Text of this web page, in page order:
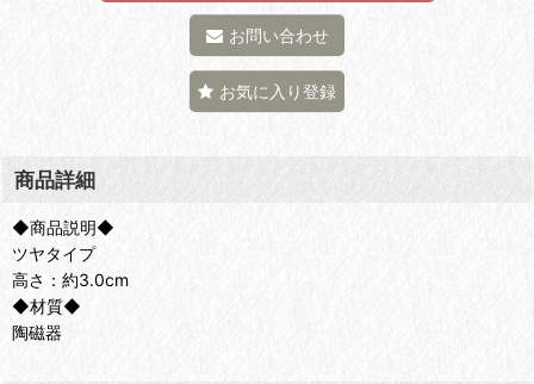
お問い合わせ
お気に入り登録
商品詳細
◆商品説明◆
ツヤタイプ
高さ：約3.0cm
◆材質◆
陶磁器